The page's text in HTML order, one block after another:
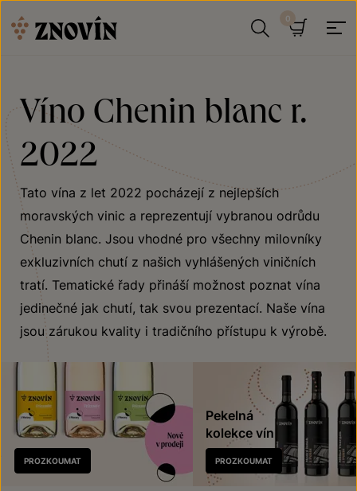
Víno Chenin blanc r.
2022
Tato vína z let 2022 pocházejí z nejlepších
moravských vinic a reprezentují vybranou odrůdu
Chenin blanc. Jsou vhodné pro všechny milovníky
exkluzivních chutí z našich vyhlášených viničních
tratí. Tematické řady přináší možnost poznat vína
jedinečné jak chutí, tak svou prezentací. Naše vína
jsou zárukou kvality i tradičního přístupu k výrobě.
Nově
v prodeji
PROZKOUMAT
Pekelná
kolekce vín
PROZKOUMAT